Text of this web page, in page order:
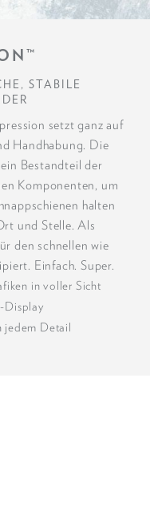
STABILE
setzt ganz auf
Handhabung. Die
Bestandteil der
Komponenten, um
halten
und Stelle. Als
den schnellen wie
Einfach. Super.
in voller Sicht
Display
jedem Detail